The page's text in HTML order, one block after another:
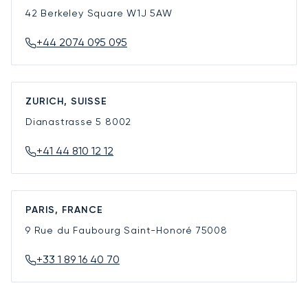
42 Berkeley SquareW1J 5AW
+44 2074 095 095
ZURICH, SUISSE
Dianastrasse 5 8002
+41 44 810 12 12
PARIS, FRANCE
9 Rue du Faubourg Saint-Honoré 75008
+33 1 89 16 40 70